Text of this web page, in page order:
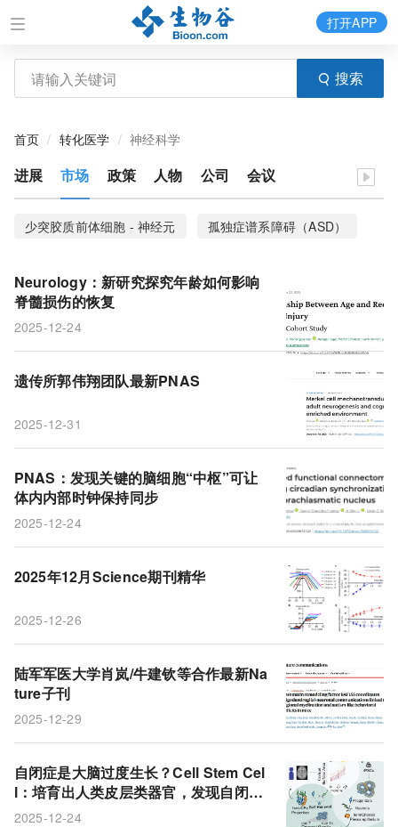
搜索
打开APP
首页 转化医学 神经科学
进展 市场 政策 人物 公司 会议
少突胶质前体细胞 - 神经元
孤独症谱系障碍（ASD）
Neurology：新研究探究年龄如何影响
脊髓损伤的恢复
2025-12-24
遗传所郭伟翔团队最新PNAS
2025-12-31
PNAS：发现关键的脑细胞“中枢”可让
体内内部时钟保持同步
2025-12-24
2025年12月Science期刊精华
2025-12-26
陆军军医大学肖岚/牛建钦等合作最新Na
ture子刊
2025-12-29
自闭症是大脑过度生长？Cell Stem Cel
l：培育出人类皮层类器官，发现自闭症
相关大脑过度生长的关键细胞
2025-12-24